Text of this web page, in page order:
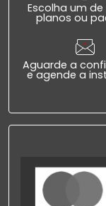
Escolha um
planos ou
Aguarde a
e agende a